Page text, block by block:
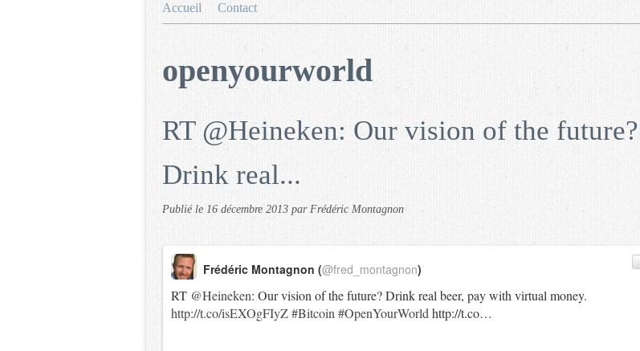
Accueil Contact
openyourworld
RT @Heineken: Our vision of the future?
Drink real...
Publié le 16 décembre 2013 par Frédéric Montagnon
RT @Heineken: Our vision of the future? Drink real beer, pay with virtual money.
http://t.co/isEXOgFIyZ#Bitcoin #OpenYourWorld http://t.co…
Frédéric Montagnon (@fred_montagnon)